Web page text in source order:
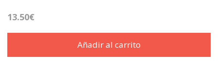
13.50€
Añadir al carrito